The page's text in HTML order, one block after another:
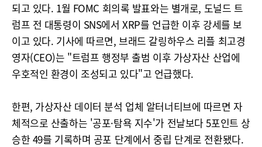
되고 있다. 1월 FOMC 회의록 발표와는 별개로, 도널드 트
럼프 전 대통령이 SNS에서 XRP를 언급한 이후 강세를 보
이고 있다. 기사에 따르면, 브래드 갈링하우스 리플 최고경
영자(CEO)는 "트럼프 행정부 출범 이후 가상자산 산업에
우호적인 환경이 조성되고 있다"고 언급했다.
한편, 가상자산 데이터 분석 업체 알터너티브에 따르면 자
체적으로 산출하는 '공포·탐욕 지수'가 전날보다 5포인트 상
승한 49를 기록하며 공포 단계에서 중립 단계로 전환됐다.